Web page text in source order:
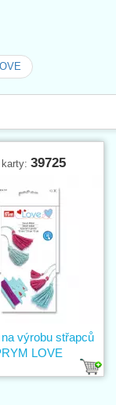
39725
výrobu střapců
LOVE